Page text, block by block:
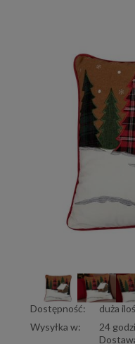
Dostępność:
duża
Wysyłka w:
24